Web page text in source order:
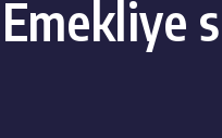
Emekliye